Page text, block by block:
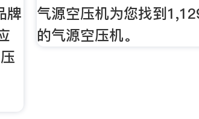
牌
气源空压机为您找到
的气源空压机。